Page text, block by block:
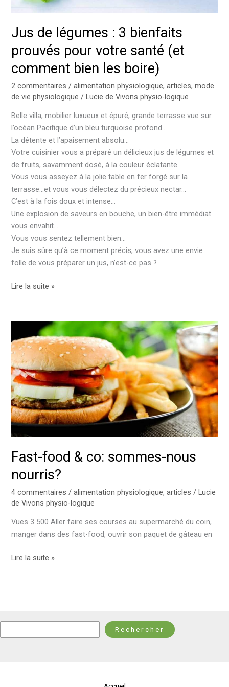
Jus de légumes : 3 bienfaits
prouvés pour votre santé (et
comment bien les boire)
2 commentaires /alimentation physiologique,articles,mode
de vie physiologique /Lucie de Vivons physio-logique
Belle villa, mobilier luxueux et épuré, grande terrasse vue sur
l’océan Pacifique d’un bleu turquoise profond…
La détente et l’apaisement absolu…
Votre cuisinier vous a préparé un délicieux jus de légumes et
de fruits, savamment dosé, à la couleur éclatante.
Vous vous asseyez à la jolie table en fer forgé sur la
terrasse…et vous vous délectez du précieux nectar…
C’est à la fois doux et intense…
Une explosion de saveurs en bouche, un bien-être immédiat
vous envahit…
Vous vous sentez tellement bien…
Je suis sûre qu’à ce moment précis, vous avez une envie
folle de vous préparer un jus, n’est-ce pas ?
comment
les
Lire la suite »
Fast-food & co: sommes-nous
nourris?
4 commentaires /alimentation physiologique,articles /Lucie
de Vivons physio-logique
Vues 3 500 Aller faire ses courses au supermarché du coin,
manger dans des fast-food, ouvrir son paquet de gâteau en
food
&
co:
sommes-
nous
nourris?
Lire la suite »
Rechercher
Rechercher